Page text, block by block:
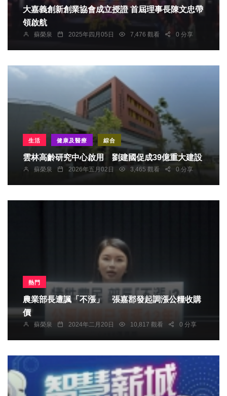
大嘉義創新創業協會成立授證 首屆理事長陳文忠帶
領啟航
蘇榮泉 2025年四月05日 7,476 觀看 0 分享
生活 健康及醫療 綜合
雲林高齡研究中心啟用 劉建國促成39億重大建設
蘇榮泉 2026年五月02日 3,465 觀看 0 分享
熱門
農業部長遭諷「不漲」 張嘉郡發起調漲公糧收購
價
蘇榮泉 2024年二月20日 10,817 觀看 0 分享